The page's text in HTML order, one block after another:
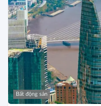
Bất động sản